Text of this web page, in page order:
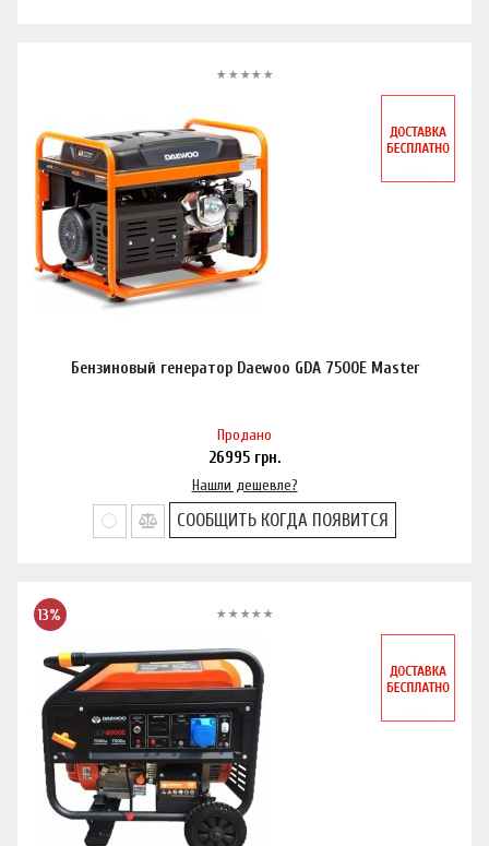
Бензиновый генератор Daewoo GDA 7500E Master
Продано
26995 грн.
Нашли дешевле?
СООБЩИТЬ КОГДА ПОЯВИТСЯ
13%